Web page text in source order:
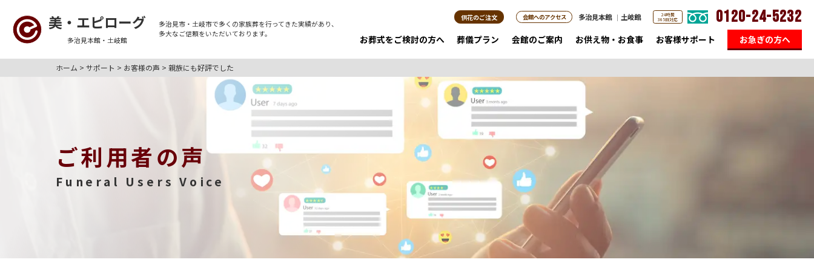
美・エピローグ
多治見本館・土岐館
多治見市・土岐市で多くの家族葬を行ってきた実績があり、
多大なご信頼をいただいております。
供花のご注文 会館へのアクセス 多治見本館 土岐館
24時間
365日対応
0120-24-5232
お葬式をご検討の方へ 葬儀プラン 会館のご案内 お供え物・お食事 お客様サポート お急ぎの方へ
ホーム > サポート > お客様の声 > 親族にも好評でした
ご利用者の声
Funeral Users Voice